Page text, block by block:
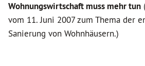
Wohnungswirtschaft muss mehr tun
vom 11. Juni 2007 zum Thema der
Sanierung von Wohnhäusern.)